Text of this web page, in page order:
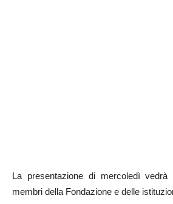
La presentazione di mercoledì vedrà
membri della Fondazione e delle